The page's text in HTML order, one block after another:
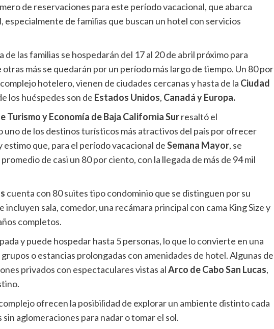
de reservaciones para este período vacacional, que abarca
especialmente de familias que buscan un hotel con servicios
las familias se hospedarán del 17 al 20 de abril próximo para
más se quedarán por un período más largo de tiempo. Un 80 por
hotelero, vienen de ciudades cercanas y hasta de la Ciudad
los huéspedes son de Estados Unidos, Canadá yEuropa.
Turismo y Economía de Baja California Surresaltó el
de los destinos turísticos más atractivos del país por ofrecer
estimo que, para el período vacacional deSemana Mayor, se
de casi un 80 por ciento, con la llegada de más de 94 mil
cuenta con 80 suites tipo condominio que se distinguen por su
incluyen sala, comedor, una recámara principal con cama King Size y
completos.
y puede hospedar hasta 5 personas, lo que lo convierte en una
o estancias prolongadas con amenidades de hotel. Algunas de
privados con espectaculares vistas alArco de Cabo San Lucas,
ofrecen la posibilidad de explorar un ambiente distinto cada
aglomeraciones para nadar o tomar el sol.